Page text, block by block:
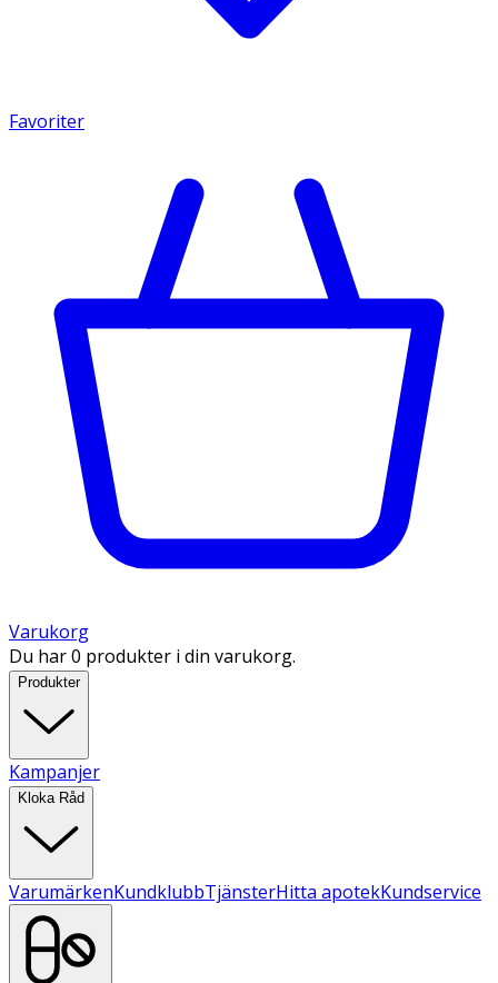
Favoriter
Varukorg
Du har 0 produkter i din varukorg.
Produkter
Kampanjer
Kloka Råd
VarumärkenKundklubbTjänsterHitta apotekKundservice